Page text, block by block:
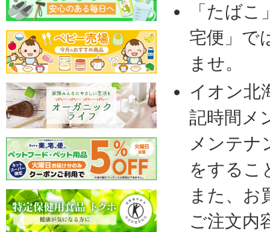
「たば
宅便」で
ませ。
イオン北
記時間メ
メンテナ
をするこ
また、お
ご注文内